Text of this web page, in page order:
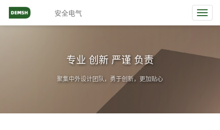
安全电气
专业 创新 严谨 负责
聚集中外设计团队，勇于创新，更加贴心